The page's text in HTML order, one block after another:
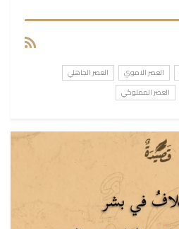
العصر الاموي
العصر الجاهلي
العصر المملوكي